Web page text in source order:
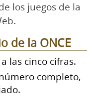
los juegos de la
de la ONCE
las cinco cifras.
completo,